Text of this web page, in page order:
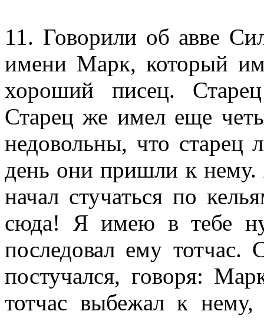
11. Говорили об авве
имени Марк, который
хороший писец.
Старец же имел еще
недовольны, что
день они пришли к
начал стучаться по
сюда! Я имею в тебе
последовал ему
постучался, говоря:
тотчас выбежал к